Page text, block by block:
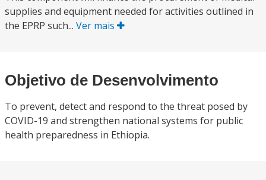
supplies and equipment needed for activities outlined in
the EPRP such... Ver mais
Objetivo de Desenvolvimento
To prevent, detect and respond to the threat posed by
COVID-19 and strengthen national systems for public
health preparedness in Ethiopia.